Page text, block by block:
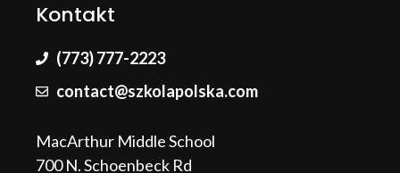
Kontakt
(773) 777-2223
contact@szkolapolska.com
MacArthur Middle School
700 N. Schoenbeck Rd